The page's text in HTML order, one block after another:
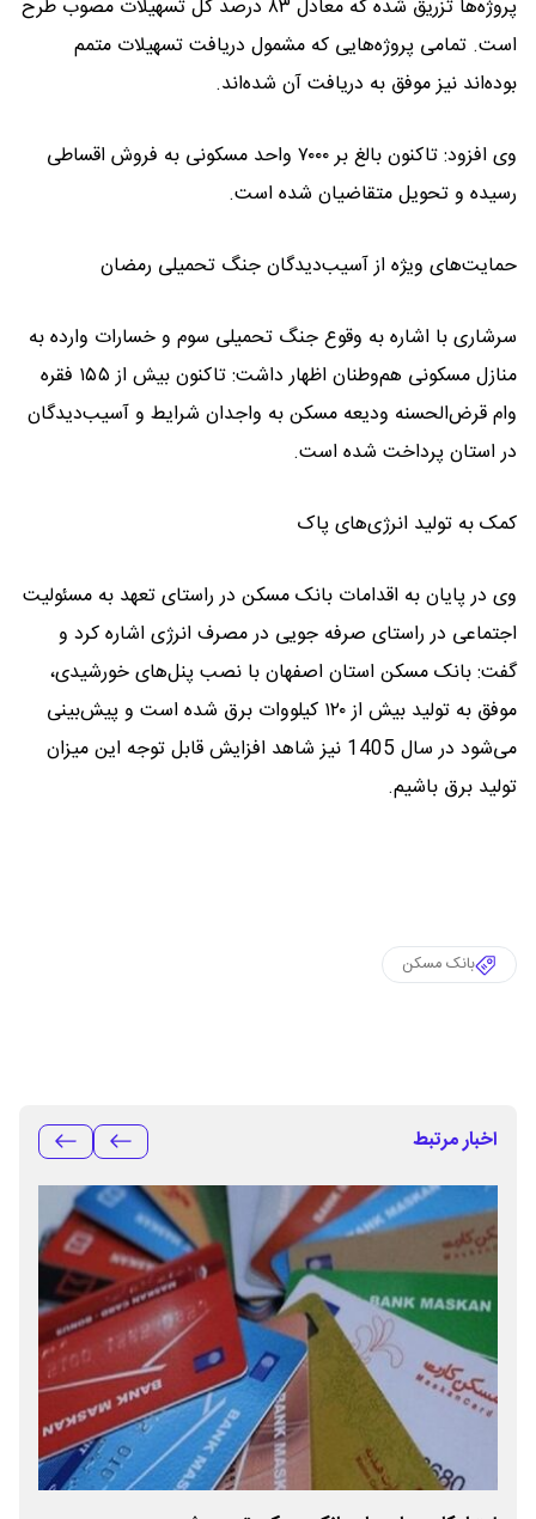
پروژه‌ها تزریق شده که معادل ۸۳ درصد کل تسهیلات مصوب طرح
است. تمامی پروژه‌هایی که مشمول دریافت تسهیلات متمم
بوده‌اند نیز موفق به دریافت آن شده‌اند.
وی افزود: تاکنون بالغ بر ۷۰۰۰ واحد مسکونی به فروش اقساطی
رسیده و تحویل متقاضیان شده است.
حمایت‌های ویژه از آسیب‌دیدگان جنگ تحمیلی رمضان
سرشاری با اشاره به وقوع جنگ تحمیلی سوم و خسارات وارده به
منازل مسکونی هم‌وطنان اظهار داشت: تاکنون بیش از ۱۵۵ فقره
وام قرض‌الحسنه ودیعه مسکن به واجدان شرایط و آسیب‌دیدگان
در استان پرداخت شده است.
کمک به تولید انرژی‌های پاک
وی در پایان به اقدامات بانک مسکن در راستای تعهد به مسئولیت
اجتماعی در راستای صرفه جویی در مصرف انرژی اشاره کرد و
گفت: بانک مسکن استان اصفهان با نصب پنل‌های خورشیدی،
موفق به تولید بیش از ۱۲۰ کیلووات برق شده است و پیش‌بینی
می‌شود در سال 1405 نیز شاهد افزایش قابل توجه این میزان
تولید برق باشیم.
بانک مسکن
اخبار مرتبط